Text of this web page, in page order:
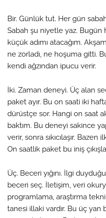
Bir. Günlük tut. Her gün
Sabah şu niyetle yaz. Bugün
küçük adımı atacağım.
ne zorladı, ne hoşuma gitti.
kendi ağzından ipucu verir.
İki. Zaman deneyi. Üç alan
paket ayır. Bu on saati iki
dürüstçe sor. Hangi on saat
baktım. Bu deneyi sakince
verir, sonra sıkıcılaşır. Bazen
On saatlik paket bu iniş
Üç. Beceri yığını. İlgi
beceri seç. İletişim, veri
programlama, araştırma
tanesi illaki vardır. Bu üç